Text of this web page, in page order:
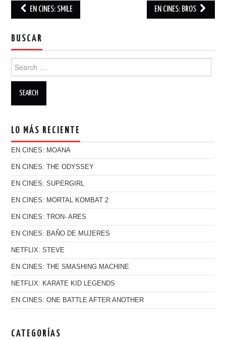
EN CINES: SMILE EN CINES: BROS
BUSCAR
Search for:
LO MÁS RECIENTE
EN CINES: MOANA
EN CINES: THE ODYSSEY
EN CINES: SUPERGIRL
EN CINES: MORTAL KOMBAT 2
EN CINES: TRON- ARES
EN CINES: BAÑO DE MUJERES
NETFLIX: STEVE
EN CINES: THE SMASHING MACHINE
NETFLIX: KARATE KID LEGENDS
EN CINES: ONE BATTLE AFTER ANOTHER
CATEGORÍAS